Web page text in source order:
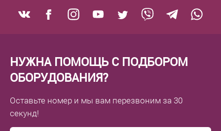
НУЖНА ПОМОЩЬ С ПОДБОРОМ
ОБОРУДОВАНИЯ?
Оставьте номер и мы вам перезвоним за 30
секунд!